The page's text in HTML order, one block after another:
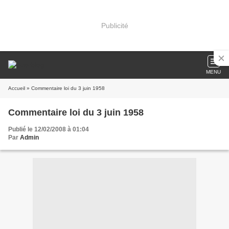
Publicité
MENU
Accueil » Commentaire loi du 3 juin 1958
Commentaire loi du 3 juin 1958
Publié le 12/02/2008 à 01:04
Par Admin